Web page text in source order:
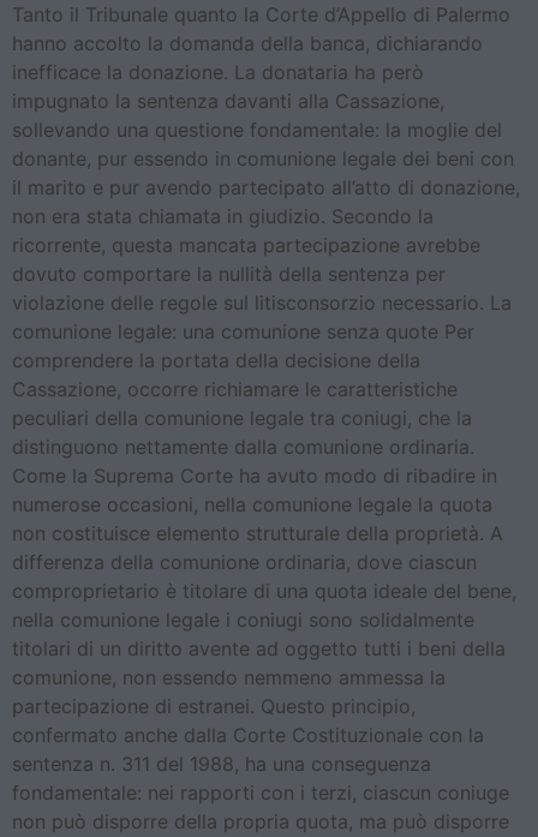
Tanto il Tribunale quanto la Corte d’Appello di Palermo
hanno accolto la domanda della banca, dichiarando
inefficace la donazione. La donataria ha però
impugnato la sentenza davanti alla Cassazione,
sollevando una questione fondamentale: la moglie del
donante, pur essendo in comunione legale dei beni con
il marito e pur avendo partecipato all’atto di donazione,
non era stata chiamata in giudizio. Secondo la
ricorrente, questa mancata partecipazione avrebbe
dovuto comportare la nullità della sentenza per
violazione delle regole sul litisconsorzio necessario. La
comunione legale: una comunione senza quote Per
comprendere la portata della decisione della
Cassazione, occorre richiamare le caratteristiche
peculiari della comunione legale tra coniugi, che la
distinguono nettamente dalla comunione ordinaria.
Come la Suprema Corte ha avuto modo di ribadire in
numerose occasioni, nella comunione legale la quota
non costituisce elemento strutturale della proprietà. A
differenza della comunione ordinaria, dove ciascun
comproprietario è titolare di una quota ideale del bene,
nella comunione legale i coniugi sono solidalmente
titolari di un diritto avente ad oggetto tutti i beni della
comunione, non essendo nemmeno ammessa la
partecipazione di estranei. Questo principio,
confermato anche dalla Corte Costituzionale con la
sentenza n. 311 del 1988, ha una conseguenza
fondamentale: nei rapporti con i terzi, ciascun coniuge
non può disporre della propria quota, ma può disporre